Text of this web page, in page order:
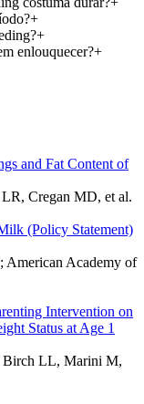
+
+
enlouquecer?+
and Fat Content of
Cregan MD, et al.
(Policy Statement)
Academy of
Intervention on
Status at Age 1
Birch LL, Marini M,